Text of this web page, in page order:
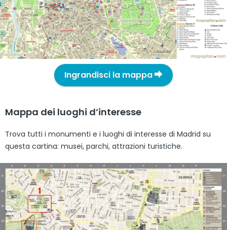
Ingrandisci la mappa
Mappa dei luoghi d’interesse
Trova tutti i monumenti e i luoghi di interesse di Madrid su
questa cartina: musei, parchi, attrazioni turistiche.